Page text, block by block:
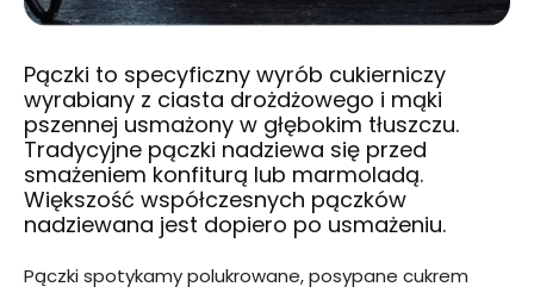
Pączki to specyficzny wyrób cukierniczy
wyrabiany z ciasta drożdżowego i mąki
pszennej usmażony w głębokim tłuszczu.
Tradycyjne pączki nadziewa się przed
smażeniem konfiturą lub marmoladą.
Większość współczesnych pączków
nadziewana jest dopiero po usmażeniu.
Pączki spotykamy polukrowane, posypane cukrem